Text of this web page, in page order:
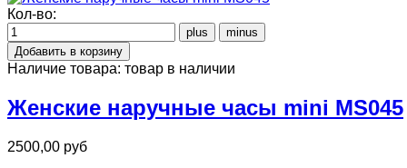
Кол-во:
Наличие товара: товар в наличии
Женские наручные часы mini MS045
2500,00 руб